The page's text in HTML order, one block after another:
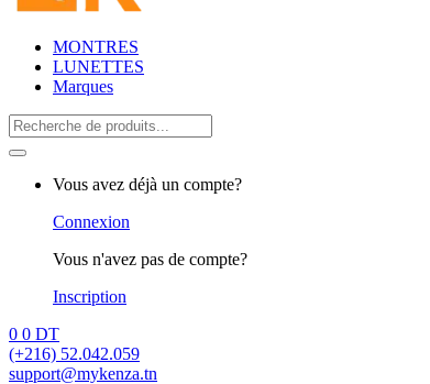
MONTRES
LUNETTES
Marques
Search
for:
Vous avez déjà un compte?
Connexion
Vous n'avez pas de compte?
Inscription
0 0 DT
(+216) 52.042.059
support@mykenza.tn